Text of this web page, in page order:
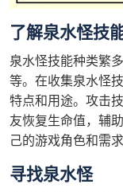
了解泉水怪技
泉水怪技能种类繁
等。在收集泉水怪
特点和用途。攻击
友恢复生命值，辅
己的游戏角色和需
寻找泉水怪